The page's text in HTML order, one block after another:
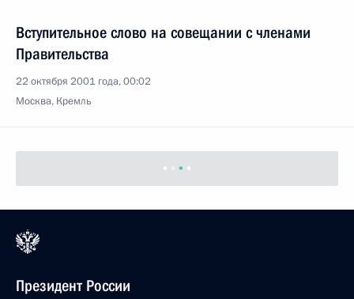
Вступительное слово на совещании с членами
Правительства
22 октября 2001 года, 00:02
Москва, Кремль
Президент России